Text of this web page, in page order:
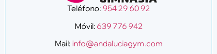
Teléfono: 954 29 60 92
Móvil: 639 776 942
Mail: info@andaluciagym.com